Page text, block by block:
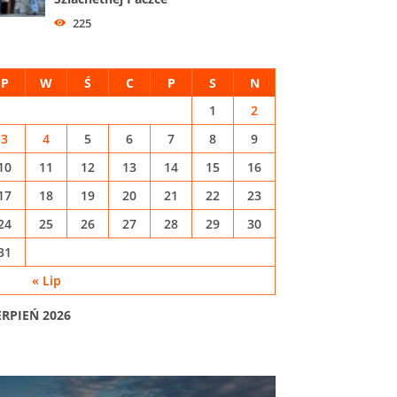
225
2026
P W Ś C P S N
« Lip
1
2
3
4 5 6 7 8
9
11 12 13 14 15
16
18 19 20 21 22
23
25 26 27 28 29
30